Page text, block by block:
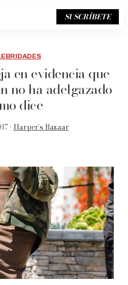
SUSCRÍBETE
en evidencia que
no ha adelgazado
dice
• Harper’s Bazaar